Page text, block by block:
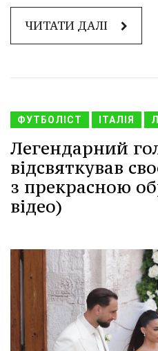
ЧИТАТИ ДАЛІ
ФУТБОЛІСТ ІТАЛІЯ
Легендарний
відсвяткував
з прекрасною
відео)